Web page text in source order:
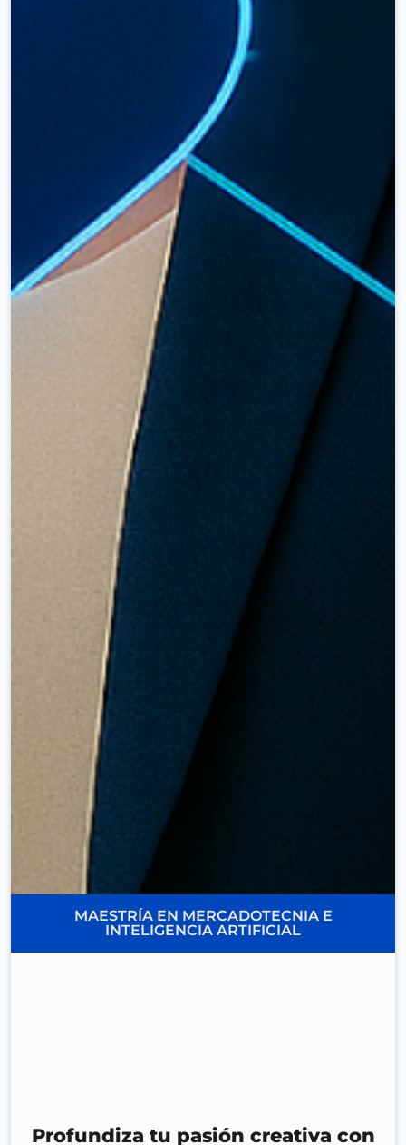
MAESTRÍA EN MERCADOTECNIA E
INTELIGENCIA ARTIFICIAL
Profundiza tu pasión creativa con